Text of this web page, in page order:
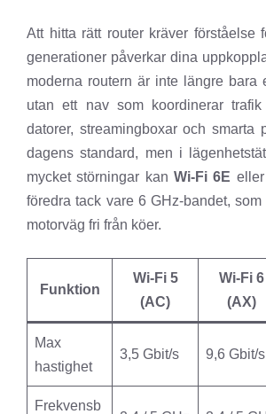
Att hitta rätt router kräver förståelse
generationer påverkar dina
moderna routern är inte längre bara
utan ett nav som koordinerar trafik
datorer, streamingboxar och smarta
dagens standard, men i
mycket störningar kan Wi-Fi 6E
föredra tack vare 6 GHz-bandet,
motorväg fri från köer.
Funktion
Wi-Fi 5
(AC)
Wi-Fi 6
(AX)
Max
hastighet
3,5 Gbit/s 9,6 Gbit/s
Frekvensb